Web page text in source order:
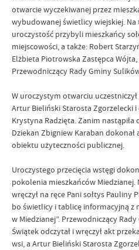
otwarcie wyczekiwanej przez
wybudowanej świetlicy wiejskiej. Na
uroczystość przybyli mieszkańcy
miejscowości, a także: Robert
Elżbieta Piotrowska Zastępca Wójta,
Przewodniczący Rady Gminy
W uroczystym otwarciu
Artur Bieliński Starosta Zgorzelecki i
Krystyna Radzięta. Zanim nastąpiła
Dziekan Zbigniew Karaban
obiektu użyteczności publicznej.
Uroczystego przecięcia wstęgi
pokolenia mieszkańców
wręczył na ręce Pani sołtys
bo świetlicy i tablicę informacyjną z
w Miedzianej”. Przewodniczący
Świątek odczytał i wręczył akt
wsi, a Artur Bieliński Starosta